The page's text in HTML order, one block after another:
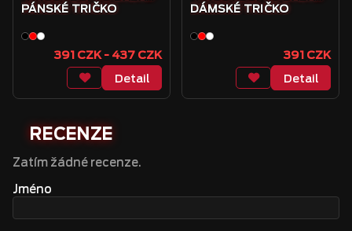
PÁNSKÉ TRIČKO
391 CZK - 437 CZK
Detail
DÁMSKÉ TRIČKO
391 CZK
Detail
RECENZE
Zatím žádné recenze.
Jméno